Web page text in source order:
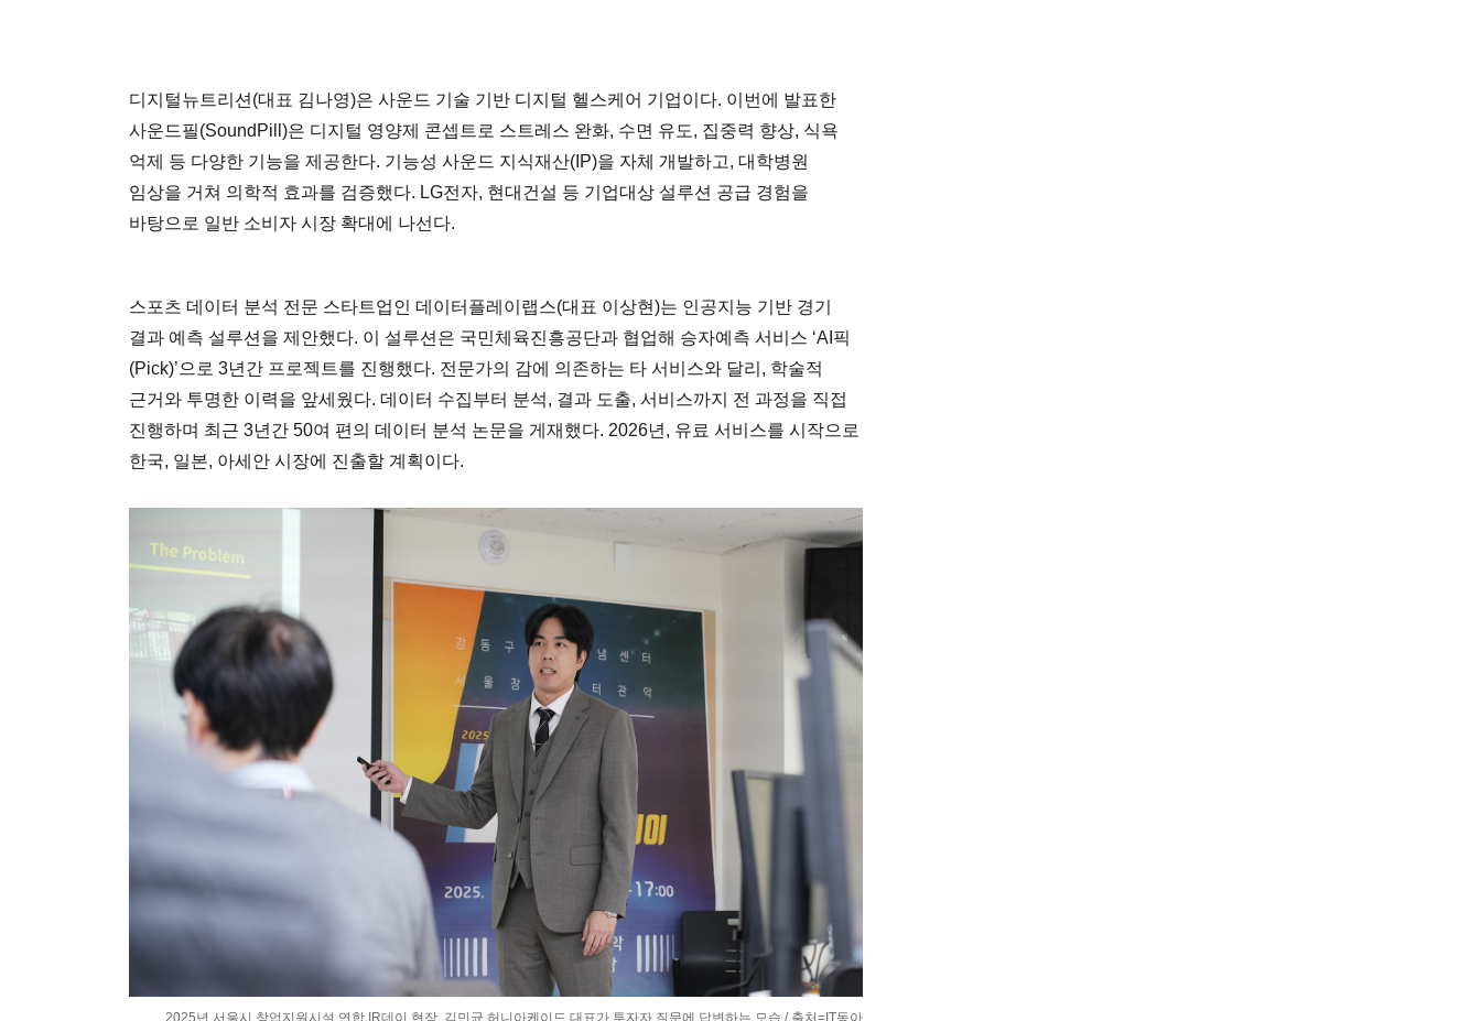
디지털뉴트리션(대표 김나영)은 사운드 기술 기반 디지털 헬스케어 기업이다. 이번에 발표한
사운드필(SoundPill)은 디지털 영양제 콘셉트로 스트레스 완화, 수면 유도, 집중력 향상, 식욕
억제 등 다양한 기능을 제공한다. 기능성 사운드 지식재산(IP)을 자체 개발하고, 대학병원
임상을 거쳐 의학적 효과를 검증했다. LG전자, 현대건설 등 기업대상 설루션 공급 경험을
바탕으로 일반 소비자 시장 확대에 나선다.
스포츠 데이터 분석 전문 스타트업인 데이터플레이랩스(대표 이상현)는 인공지능 기반 경기
결과 예측 설루션을 제안했다. 이 설루션은 국민체육진흥공단과 협업해 승자예측 서비스 ‘AI픽
(Pick)’으로 3년간 프로젝트를 진행했다. 전문가의 감에 의존하는 타 서비스와 달리, 학술적
근거와 투명한 이력을 앞세웠다. 데이터 수집부터 분석, 결과 도출, 서비스까지 전 과정을 직접
진행하며 최근 3년간 50여 편의 데이터 분석 논문을 게재했다. 2026년, 유료 서비스를 시작으로
한국, 일본, 아세안 시장에 진출할 계획이다.
2025년 서울시 창업지원시설 연합 IR데이 현장. 김민균 허니아케이드 대표가 투자자 질문에 답변하는 모습 / 출처=IT동아